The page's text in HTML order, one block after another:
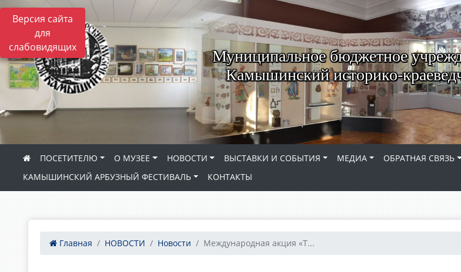
Версия сайта
для
слабовидящих
Муниципальное бюджетное
Камышинский историко-
ПОСЕТИТЕЛЮ О МУЗЕЕ НОВОСТИ ВЫСТАВКИ И СОБЫТИЯ МЕДИА ОБРАТНАЯ СВЯЗЬ
КАМЫШИНСКИЙ АРБУЗНЫЙ ФЕСТИВАЛЬ
КОНТАКТЫ
Главная НОВОСТИ Новости Международная акция «Т...